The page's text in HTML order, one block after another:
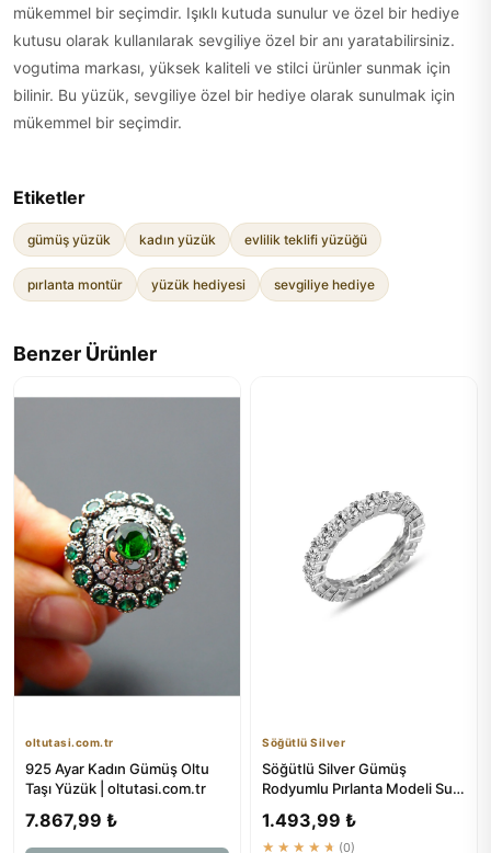
mükemmel bir seçimdir. Işıklı kutuda sunulur ve özel bir hediye
kutusu olarak kullanılarak sevgiliye özel bir anı yaratabilirsiniz.
vogutima markası, yüksek kaliteli ve stilci ürünler sunmak için
bilinir. Bu yüzük, sevgiliye özel bir hediye olarak sunulmak için
mükemmel bir seçimdir.
Etiketler
gümüş yüzük kadın yüzük evlilik teklifi yüzüğü
pırlanta montür yüzük hediyesi sevgiliye hediye
Benzer Ürünler
oltutasi.com.tr
925 Ayar Kadın Gümüş Oltu
Taşı Yüzük | oltutasi.com.tr
7.867,99 ₺
Söğütlü Silver
Söğütlü Silver Gümüş
Rodyumlu Pırlanta Modeli Su
Sgtl11601r...
1.493,99 ₺
★★★★★ (0)